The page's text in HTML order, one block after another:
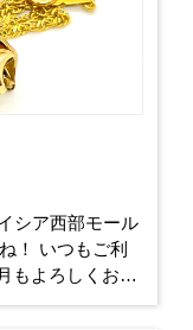
シア西部モール
！ いつもご利
もよろしくお願
こちらの貴金属